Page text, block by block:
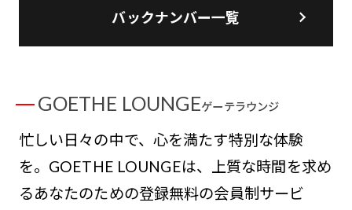
バックナンバー一覧
GOETHE LOUNGEゲーテラウンジ
忙しい日々の中で、心を満たす特別な体験
を。GOETHE LOUNGEは、上質な時間を求め
るあなたのための登録無料の会員制サービ